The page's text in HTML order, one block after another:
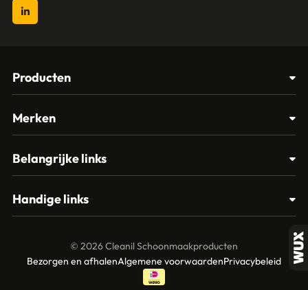
Producten
Glasbewassing
Materialen
Papier – Dispensers - Toiletinrichting
Merken
Spectro
Vikan
Vileda
Belangrijke links
Contact
Mijn account
Handige links
Over ons
© 2026 Cleanil Schoonmaakproducten
Bezorgen en afhalenAlgemene voorwaardenPrivacybeleid